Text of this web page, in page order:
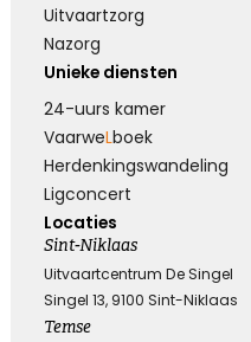
Uitvaartzorg
Nazorg
Unieke diensten
24-uurs kamer
VaarweLboek
Herdenkings­wandeling
Ligconcert
Locaties
Sint-Niklaas
Uitvaartcentrum De Singel
Singel 13, 9100 Sint-Niklaas
Temse